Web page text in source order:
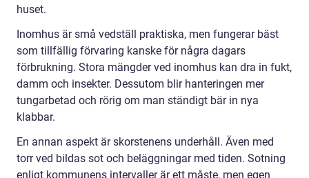
huset.
Inomhus är små vedställ praktiska, men fungerar bäst
som tillfällig förvaring kanske för några dagars
förbrukning. Stora mängder ved inomhus kan dra in fukt,
damm och insekter. Dessutom blir hanteringen mer
tungarbetad och rörig om man ständigt bär in nya
klabbar.
En annan aspekt är skorstenens underhåll. Även med
torr ved bildas sot och beläggningar med tiden. Sotning
enligt kommunens intervaller är ett måste, men egen